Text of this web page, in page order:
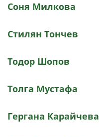
Соня Милкова
Стилян Тончев
Тодор Шопов
Толга Мустафа
Гергана Карайчева